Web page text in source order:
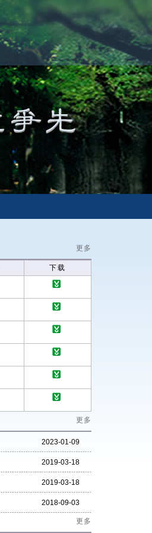
更多
下载
更多
2023-01-09
2019-03-18
2019-03-18
2018-09-03
更多